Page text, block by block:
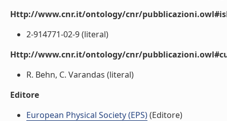
Http://www.cnr.it/ontology/cnr/
2-914771-02-9 (literal)
Http://www.cnr.it/ontology/cnr/
R. Behn, C. Varandas (literal)
Editore
European Physical Society (EPS)(Editore)